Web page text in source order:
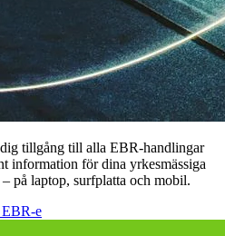
tillgång till alla EBR-handlingar
information för dina yrkesmässiga
på laptop, surfplatta och mobil.
e